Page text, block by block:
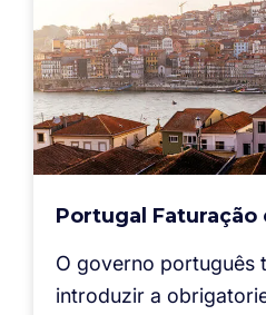
Portugal Faturação
O governo português
introduzir a